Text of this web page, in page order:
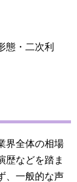
態・二次利
界全体の相場
歴などを踏ま
、一般的な声